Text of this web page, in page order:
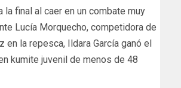
la final al caer en un combate muy
Lucía Morquecho, competidora de
en la repesca, Ildara García ganó el
kumite juvenil de menos de 48